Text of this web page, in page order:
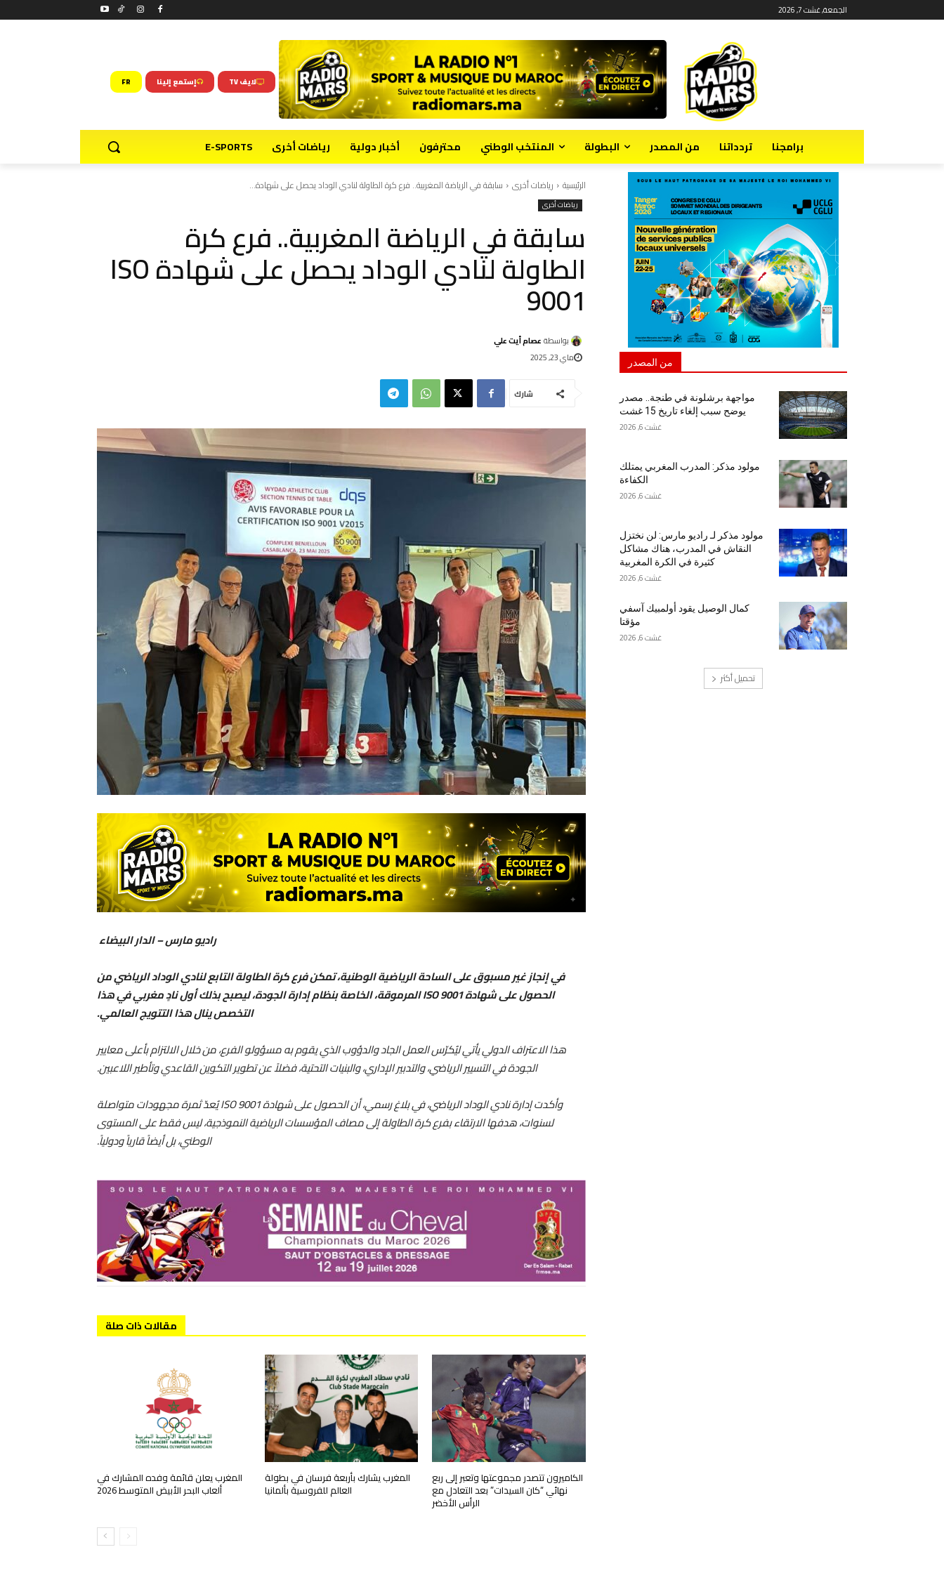
الجمعة, غشت 7, 2026
لايف TV إستمع إلينا FR
برامجنا تردداتنا من المصدر البطولة المنتخب الوطني محترفون أخبار دولية رياضات أخرى E-SPORTS
الرئيسية رياضات أخرى سابقة في الرياضة المغربية.. فرع كرة الطاولة لنادي الوداد يحصل على شهادة...
رياضات أخرى
سابقة في الرياضة المغربية.. فرع كرة
الطاولة لنادي الوداد يحصل على شهادة ISO
9001
بواسطة عصام أيت علي
ماي 23, 2025
شارك
راديو مارس – الدار البيضاء
في إنجاز غير مسبوق على الساحة الرياضية الوطنية، تمكن فرع كرة الطاولة التابع لنادي الوداد الرياضي من
الحصول على شهادة ISO 9001 المرموقة، الخاصة بنظام إدارة الجودة، ليصبح بذلك أول نادٍ مغربي في هذا
التخصص ينال هذا التتويج العالمي.
هذا الاعتراف الدولي يأتي ليُكرّس العمل الجاد والدؤوب الذي يقوم به مسؤولو الفرع، من خلال الالتزام بأعلى معايير
الجودة في التسيير الرياضي، والتدبير الإداري، والبنيات التحتية، فضلاً عن تطوير التكوين القاعدي وتأطير اللاعبين.
وأكدت إدارة نادي الوداد الرياضي، في بلاغ رسمي، أن الحصول على شهادة ISO 9001 يُعدّ ثمرة مجهودات متواصلة
لسنوات، هدفها الارتقاء بفرع كرة الطاولة إلى مصاف المؤسسات الرياضية النموذجية، ليس فقط على المستوى
الوطني، بل أيضاً قارياً ودولياً.
مقالات ذات صلة
الكاميرون تتصدر مجموعتها وتعبر إلى ربع
نهائي “كان السيدات” بعد التعادل مع
الرأس الأخضر
المغرب يشارك بأربعة فرسان في بطولة
العالم للفروسية بألمانيا
المغرب يعلن قائمة وفده المشارك في
ألعاب البحر الأبيض المتوسط 2026
من المصدر
مواجهة برشلونة في طنجة.. مصدر
يوضح سبب إلغاء تاريخ 15 غشت
غشت 6, 2026
مولود مذكر: المدرب المغربي يمتلك
الكفاءة
غشت 6, 2026
مولود مذكر لـ راديو مارس: لن نختزل
النقاش في المدرب، هناك مشاكل
كثيرة في الكرة المغربية
غشت 6, 2026
كمال الوصيل يقود أولمبيك آسفي
مؤقتا
غشت 6, 2026
تحميل أكثر